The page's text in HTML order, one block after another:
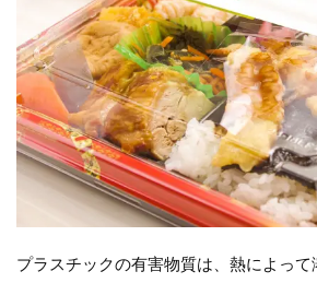
プラスチックの有害物質は、熱によっ